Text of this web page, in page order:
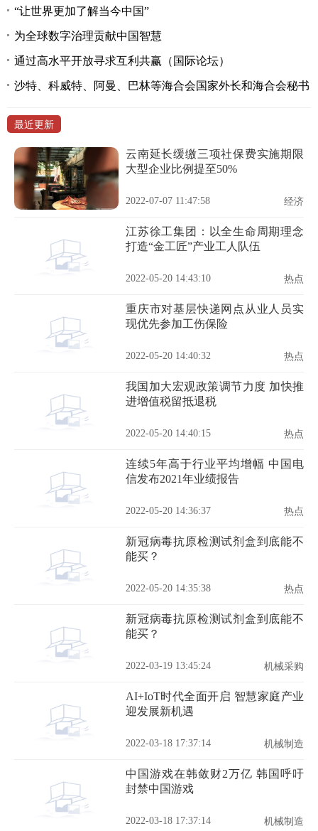
“让世界更加了解当今中国”
为全球数字治理贡献中国智慧
通过高水平开放寻求互利共赢（国际论坛）
沙特、科威特、阿曼、巴林等海合会国家外长和海合会秘书
最近更新
云南延长缓缴三项社保费实施期限
大型企业比例提至50%
2022-07-07 11:47:58 经济
江苏徐工集团：以全生命周期理念
打造“金工匠”产业工人队伍
2022-05-20 14:43:10 热点
重庆市对基层快递网点从业人员实
现优先参加工伤保险
2022-05-20 14:40:32 热点
我国加大宏观政策调节力度 加快推
进增值税留抵退税
2022-05-20 14:40:15 热点
连续5年高于行业平均增幅 中国电
信发布2021年业绩报告
2022-05-20 14:36:37 热点
新冠病毒抗原检测试剂盒到底能不
能买？
2022-05-20 14:35:38 热点
新冠病毒抗原检测试剂盒到底能不
能买？
2022-03-19 13:45:24 机械采购
AI+IoT时代全面开启 智慧家庭产业
迎发展新机遇
2022-03-18 17:37:14 机械制造
中国游戏在韩敛财2万亿 韩国呼吁
封禁中国游戏
2022-03-18 17:37:14 机械制造